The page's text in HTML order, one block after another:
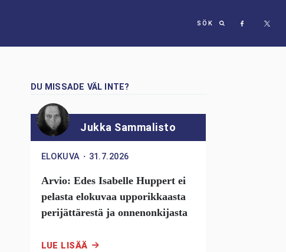
SÖK
DU MISSADE VÄL INTE?
Jukka Sammalisto
ELOKUVA ・ 31.7.2026
Arvio: Edes Isabelle Huppert ei
pelasta elokuvaa upporikkaasta
perijättärestä ja onnenonkijasta
LUE LISÄÄ